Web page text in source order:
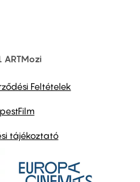
ARTMozi
Feltételek
tájékoztató